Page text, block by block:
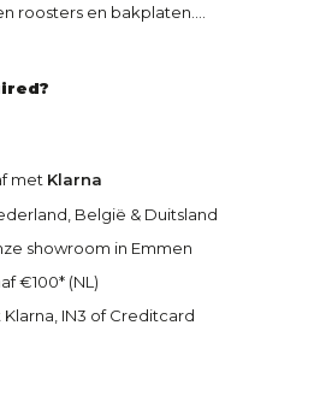
roosters en bakplaten....
met Klarna
België & Duitsland
showroom in Emmen
€100* (NL)
IN3 of Creditcard